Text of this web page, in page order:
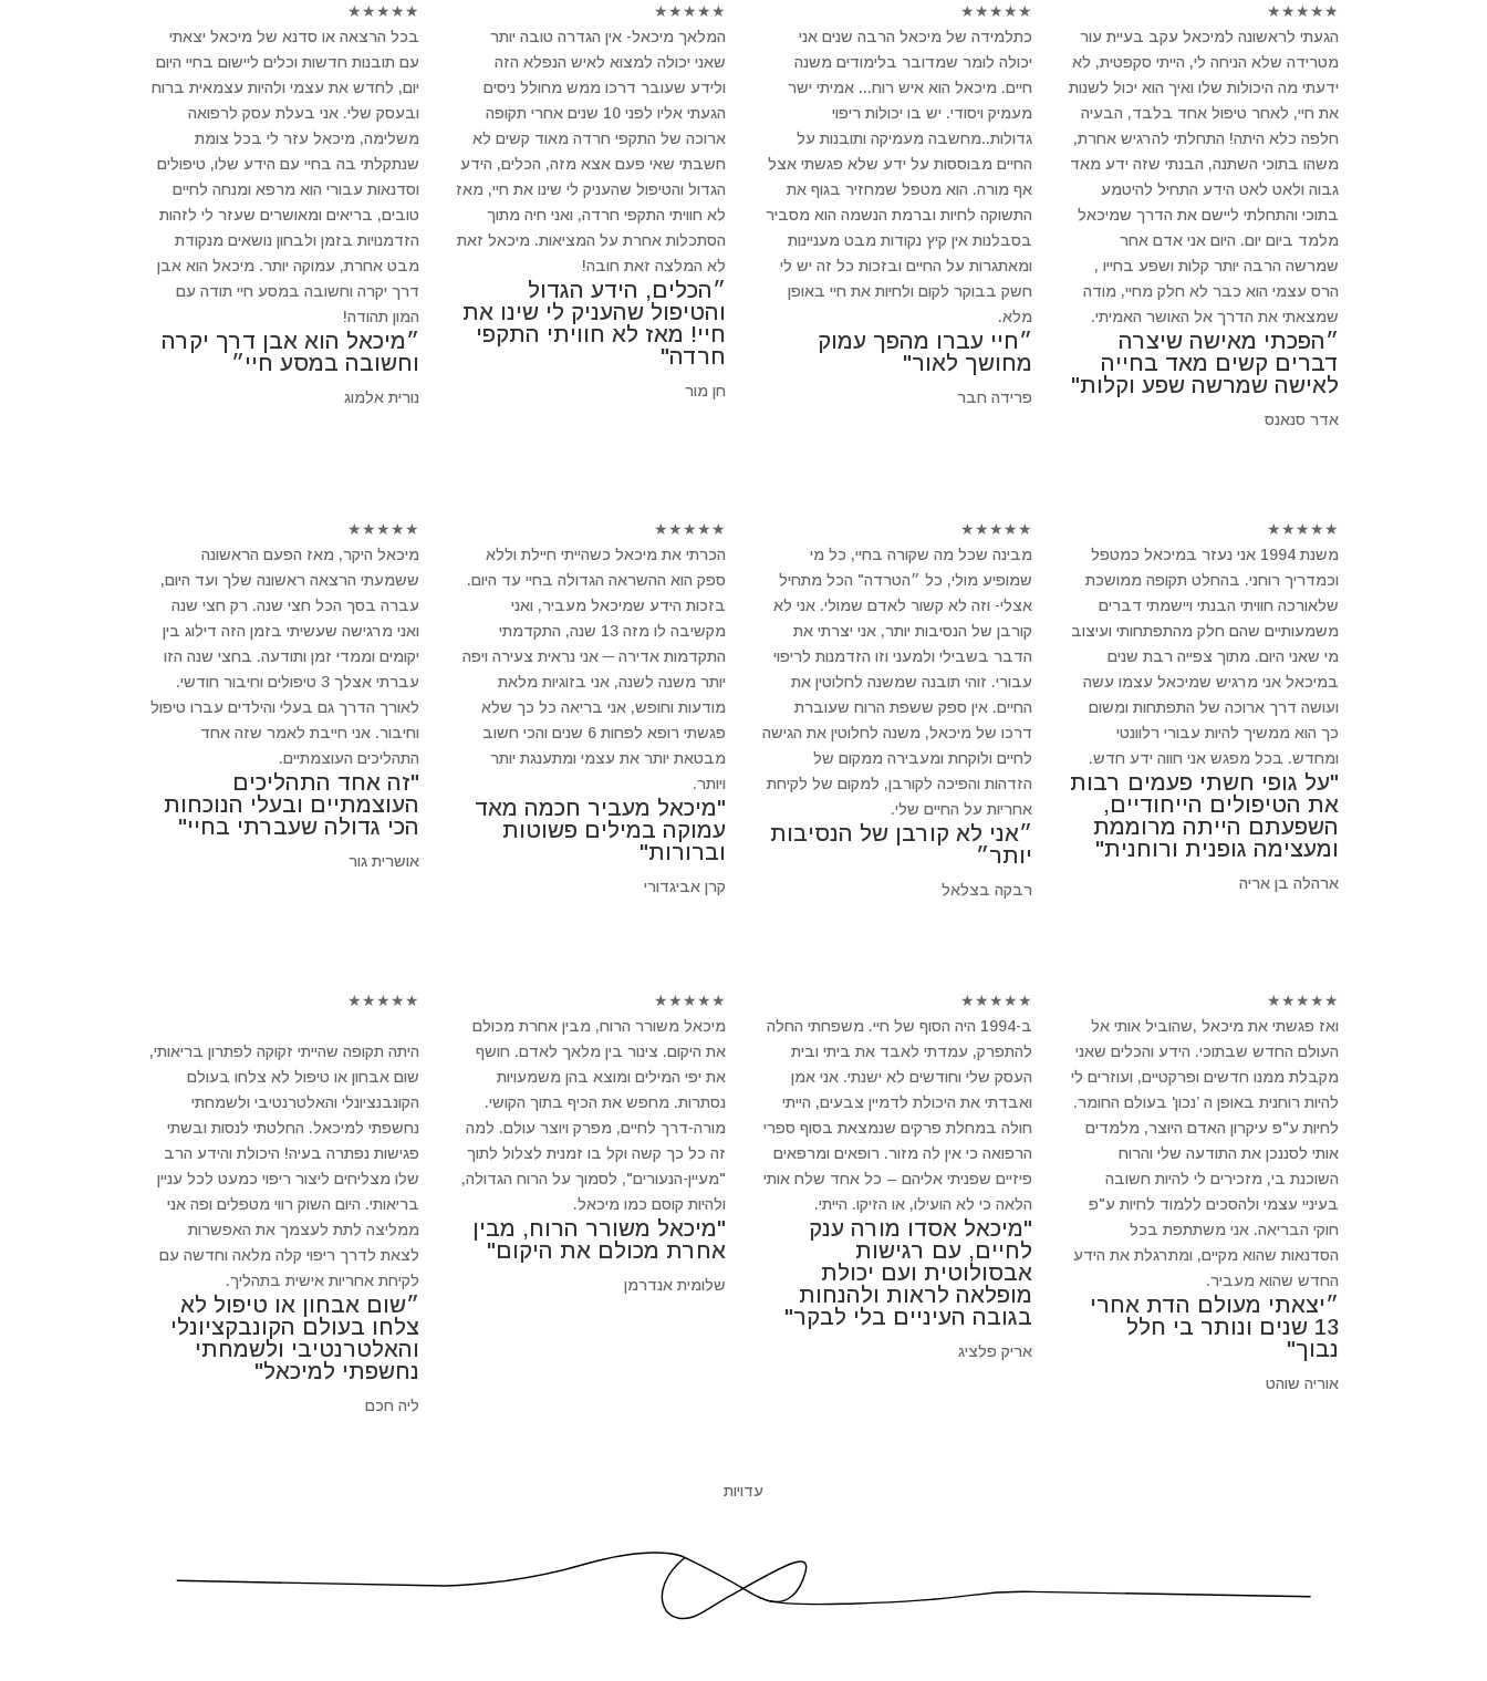
★
★
★
★
★
בכל הרצאה או סדנא של מיכאל יצאתי
עם תובנות חדשות וכלים ליישום בחיי היום
יום, לחדש את עצמי ולהיות עצמאית ברוח
ובעסק שלי. אני בעלת עסק לרפואה
משלימה, מיכאל עזר לי בכל צומת
שנתקלתי בה בחיי עם הידע שלו, טיפולים
וסדנאות עבורי הוא מרפא ומנחה לחיים
טובים, בריאים ומאושרים שעזר לי לזהות
הזדמנויות בזמן ולבחון נושאים מנקודת
מבט אחרת, עמוקה יותר. מיכאל הוא אבן
דרך יקרה וחשובה במסע חיי תודה עם
המון תהודה!
״מיכאל הוא אבן דרך יקרה
וחשובה במסע חיי״
נורית אלמוג
★
★
★
★
★
המלאך מיכאל- אין הגדרה טובה יותר
שאני יכולה למצוא לאיש הנפלא הזה
ולידע שעובר דרכו ממש מחולל ניסים
הגעתי אליו לפני 10 שנים אחרי תקופה
ארוכה של התקפי חרדה מאוד קשים לא
חשבתי שאי פעם אצא מזה, הכלים, הידע
הגדול והטיפול שהעניק לי שינו את חיי, מאז
לא חוויתי התקפי חרדה, ואני חיה מתוך
הסתכלות אחרת על המציאות. מיכאל זאת
לא המלצה זאת חובה!
״הכלים, הידע הגדול
והטיפול שהעניק לי שינו את
חיי! מאז לא חוויתי התקפי
חרדה"
חן מור
★
★
★
★
★
כתלמידה של מיכאל הרבה שנים אני
יכולה לומר שמדובר בלימודים משנה
חיים. מיכאל הוא איש רוח... אמיתי ישר
מעמיק ויסודי. יש בו יכולות ריפוי
גדולות..מחשבה מעמיקה ותובנות על
החיים מבוססות על ידע שלא פגשתי אצל
אף מורה. הוא מטפל שמחזיר בגוף את
התשוקה לחיות וברמת הנשמה הוא מסביר
בסבלנות אין קיץ נקודות מבט מעניינות
ומאתגרות על החיים ובזכות כל זה יש לי
חשק בבוקר לקום ולחיות את חיי באופן
מלא.
״חיי עברו מהפך עמוק
מחושך לאור"
פרידה חבר
★
★
★
★
★
הגעתי לראשונה למיכאל עקב בעיית עור
מטרידה שלא הניחה לי, הייתי סקפטית, לא
ידעתי מה היכולות שלו ואיך הוא יכול לשנות
את חיי, לאחר טיפול אחד בלבד, הבעיה
חלפה כלא היתה! התחלתי להרגיש אחרת,
משהו בתוכי השתנה, הבנתי שזה ידע מאד
גבוה ולאט לאט הידע התחיל להיטמע
בתוכי והתחלתי ליישם את הדרך שמיכאל
מלמד ביום יום. היום אני אדם אחר
שמרשה הרבה יותר קלות ושפע בחייו ,
הרס עצמי הוא כבר לא חלק מחיי, מודה
שמצאתי את הדרך אל האושר האמיתי.
״הפכתי מאישה שיצרה
דברים קשים מאד בחייה
לאישה שמרשה שפע וקלות"
אדר סנאנס
★
★
★
★
★
מיכאל היקר, מאז הפעם הראשונה
ששמעתי הרצאה ראשונה שלך ועד היום,
עברה בסך הכל חצי שנה. רק חצי שנה
ואני מרגישה שעשיתי בזמן הזה דילוג בין
יקומים וממדי זמן ותודעה. בחצי שנה הזו
עברתי אצלך 3 טיפולים וחיבור חודשי.
לאורך הדרך גם בעלי והילדים עברו טיפול
וחיבור. אני חייבת לאמר שזה אחד
התהליכים העוצמתיים.
"זה אחד התהליכים
העוצמתיים ובעלי הנוכחות
הכי גדולה שעברתי בחיי"
אושרית גור
★
★
★
★
★
הכרתי את מיכאל כשהייתי חיילת וללא
ספק הוא ההשראה הגדולה בחיי עד היום.
בזכות הידע שמיכאל מעביר, ואני
מקשיבה לו מזה 13 שנה, התקדמתי
התקדמות אדירה ─ אני נראית צעירה ויפה
יותר משנה לשנה, אני בזוגיות מלאת
מודעות וחופש, אני בריאה כל כך שלא
פגשתי רופא לפחות 6 שנים והכי חשוב
מבטאת יותר את עצמי ומתענגת יותר
ויותר.
"מיכאל מעביר חכמה מאד
עמוקה במילים פשוטות
וברורות"
קרן אביגדורי
★
★
★
★
★
מבינה שכל מה שקורה בחיי, כל מי
שמופיע מולי, כל ״הטרדה" הכל מתחיל
אצלי- וזה לא קשור לאדם שמולי. אני לא
קורבן של הנסיבות יותר, אני יצרתי את
הדבר בשבילי ולמעני וזו הזדמנות לריפוי
עבורי. זוהי תובנה שמשנה לחלוטין את
החיים. אין ספק ששפת הרוח שעוברת
דרכו של מיכאל, משנה לחלוטין את הגישה
לחיים ולוקחת ומעבירה ממקום של
הזדהות והפיכה לקורבן, למקום של לקיחת
אחריות על החיים שלי.
״אני לא קורבן של הנסיבות
יותר״
רבקה בצלאל
★
★
★
★
★
משנת 1994 אני נעזר במיכאל כמטפל
וכמדריך רוחני. בהחלט תקופה ממושכת
שלאורכה חוויתי הבנתי ויישמתי דברים
משמעותיים שהם חלק מהתפתחותי ועיצוב
מי שאני היום. מתוך צפייה רבת שנים
במיכאל אני מרגיש שמיכאל עצמו עשה
ועושה דרך ארוכה של התפתחות ומשום
כך הוא ממשיך להיות עבורי רלוונטי
ומחדש. בכל מפגש אני חווה ידע חדש.
"על גופי חשתי פעמים רבות
את הטיפולים הייחודיים,
השפעתם הייתה מרוממת
ומעצימה גופנית ורוחנית"
ארהלה בן אריה
★
★
★
★
★
היתה תקופה שהייתי זקוקה לפתרון בריאותי,
שום אבחון או טיפול לא צלחו בעולם
הקונבנציונלי והאלטרנטיבי ולשמחתי
נחשפתי למיכאל. החלטתי לנסות ובשתי
פגישות נפתרה בעיה! היכולת והידע הרב
שלו מצליחים ליצור ריפוי כמעט לכל עניין
בריאותי. היום השוק רווי מטפלים ופה אני
ממליצה לתת לעצמך את האפשרות
לצאת לדרך ריפוי קלה מלאה וחדשה עם
לקיחת אחריות אישית בתהליך.
״שום אבחון או טיפול לא
צלחו בעולם הקונבקציונלי
והאלטרנטיבי ולשמחתי
נחשפתי למיכאל"
ליה חכם
★
★
★
★
★
מיכאל משורר הרוח, מבין אחרת מכולם
את היקום. צינור בין מלאך לאדם. חושף
את יפי המילים ומוצא בהן משמעויות
נסתרות. מחפש את הכיף בתוך הקושי.
מורה-דרך לחיים, מפרק ויוצר עולם. למה
זה כל כך קשה וקל בו זמנית לצלול לתוך
"מעיין-הנעורים", לסמוך על הרוח הגדולה,
ולהיות קוסם כמו מיכאל.
"מיכאל משורר הרוח, מבין
אחרת מכולם את היקום"
שלומית אנדרמן
★
★
★
★
★
ב-1994 היה הסוף של חיי. משפחתי החלה
להתפרק, עמדתי לאבד את ביתי ובית
העסק שלי וחודשים לא ישנתי. אני אמן
ואבדתי את היכולת לדמיין צבעים, הייתי
חולה במחלת פרקים שנמצאת בסוף ספרי
הרפואה כי אין לה מזור. רופאים ומרפאים
פיזיים שפניתי אליהם – כל אחד שלח אותי
הלאה כי לא הועילו, או הזיקו. הייתי.
"מיכאל אסדו מורה ענק
לחיים, עם רגישות
אבסולוטית ועם יכולת
מופלאה לראות ולהנחות
בגובה העיניים בלי לבקר"
אריק פלציג
★
★
★
★
★
ואז פגשתי את מיכאל ,שהוביל אותי אל
העולם החדש שבתוכי. הידע והכלים שאני
מקבלת ממנו חדשים ופרקטיים, ועוזרים לי
להיות רוחנית באופן ה ’נכון' בעולם החומר.
לחיות ע"פ עיקרון האדם היוצר, מלמדים
אותי לסננכן את התודעה שלי והרוח
השוכנת בי, מזכירים לי להיות חשובה
בעיניי עצמי ולהסכים ללמוד לחיות ע"פ
חוקי הבריאה. אני משתתפת בכל
הסדנאות שהוא מקיים, ומתרגלת את הידע
החדש שהוא מעביר.
״יצאתי מעולם הדת אחרי
13 שנים ונותר בי חלל
נבוך"
אוריה שוהט
עדויות